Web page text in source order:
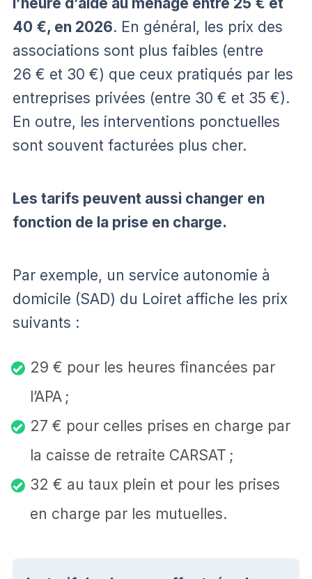
40 €, en 2026. En général, les prix des
associations sont plus faibles (entre
26 € et 30 €) que ceux pratiqués par les
entreprises privées (entre 30 € et 35 €).
En outre, les interventions ponctuelles
sont souvent facturées plus cher.
Les tarifs peuvent aussi changer en
fonction de la prise en charge.
Par exemple, un service autonomie à
domicile (SAD) du Loiret affiche les prix
suivants :
29 € pour les heures financées par
l’APA ;
27 € pour celles prises en charge par
la caisse de retraite CARSAT ;
32 € au taux plein et pour les prises
en charge par les mutuelles.